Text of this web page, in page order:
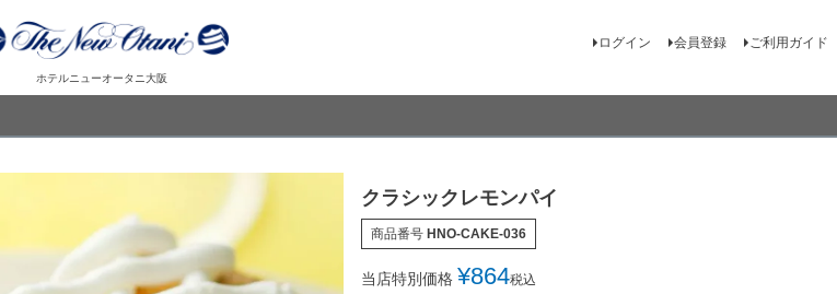
ホテルニューオータニ大阪
ログイン 会員登録 ご利用ガイド
クラシックレモンパイ
商品番号 HNO-CAKE-036
当店特別価格 ¥864税込